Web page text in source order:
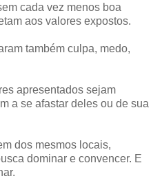
cada vez menos boa
aos valores expostos.
também culpa, medo,
apresentados sejam
a se afastar deles ou de sua
dos mesmos locais,
dominar e convencer. E